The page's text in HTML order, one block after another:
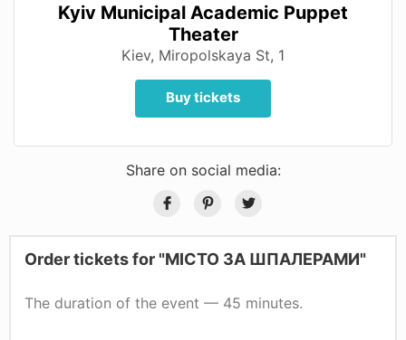
Kyiv Municipal Academic Puppet
Theater
Kiev, Miropolskaya St, 1
Buy tickets
Share on social media:
Order tickets for "МІСТО ЗА ШПАЛЕРАМИ"
The duration of the event — 45 minutes.